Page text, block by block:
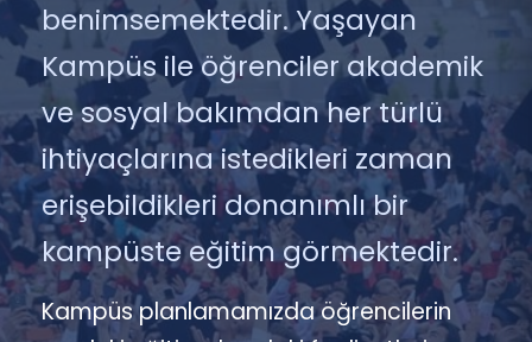
benimsemektedir. Yaşayan
Kampüs ile öğrenciler akademik
ve sosyal bakımdan her türlü
ihtiyaçlarına istedikleri zaman
erişebildikleri donanımlı bir
kampüste eğitim görmektedir.
Kampüs planlamamızda öğrencilerin